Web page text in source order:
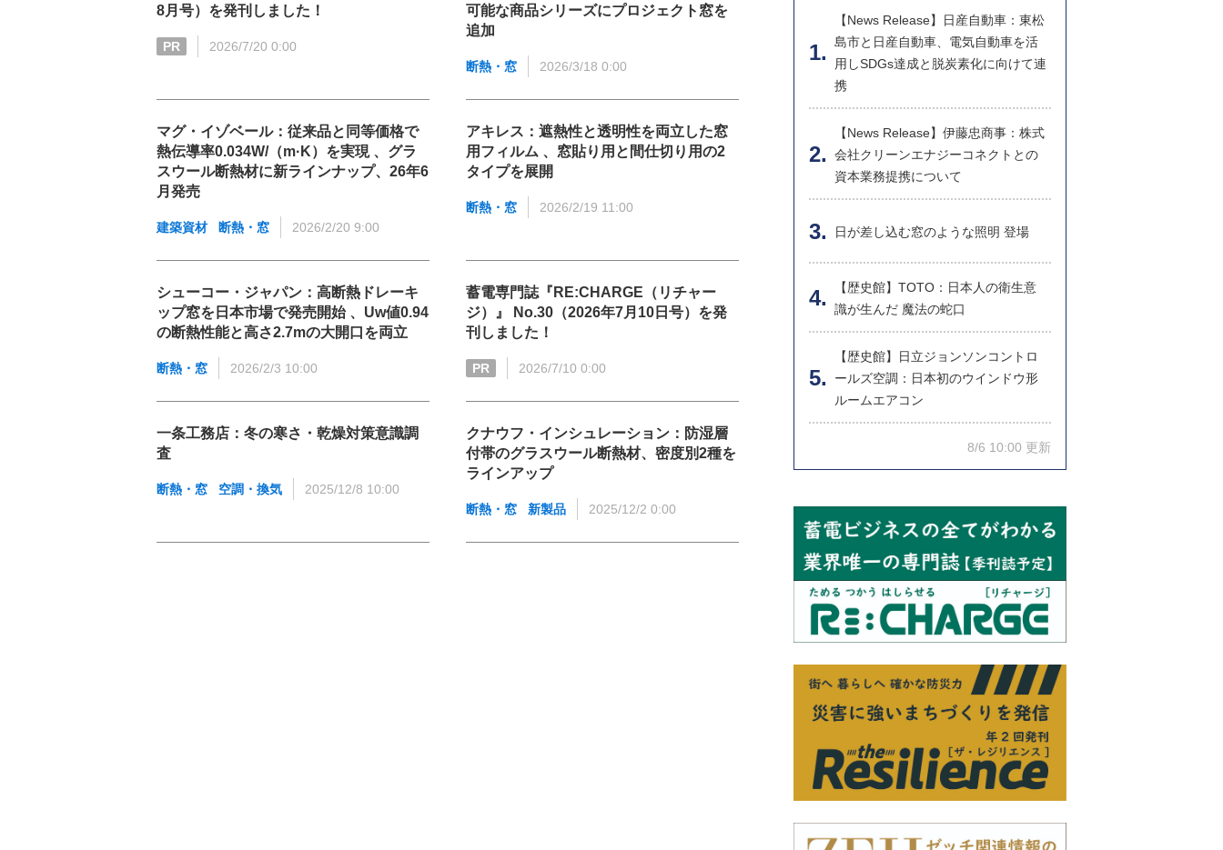
8月号）を発刊しました！
PR 2026/7/20 0:00
可能な商品シリーズにプロジェクト窓を
追加
断熱・窓 2026/3/18 0:00
マグ・イゾベール：従来品と同等価格で
熱伝導率0.034W/（m·K）を実現 、グラ
スウール断熱材に新ラインナップ、26年6
月発売
建築資材 断熱・窓 2026/2/20 9:00
アキレス：遮熱性と透明性を両立した窓
用フィルム 、窓貼り用と間仕切り用の2
タイプを展開
断熱・窓 2026/2/19 11:00
シューコー・ジャパン：高断熱ドレーキ
ップ窓を日本市場で発売開始 、Uw値0.94
の断熱性能と高さ2.7mの大開口を両立
断熱・窓 2026/2/3 10:00
蓄電専門誌『RE:CHARGE（リチャー
ジ）』 No.30（2026年7月10日号）を発
刊しました！
PR 2026/7/10 0:00
一条工務店：冬の寒さ・乾燥対策意識調
査
断熱・窓 空調・換気 2025/12/8 10:00
クナウフ・インシュレーション：防湿層
付帯のグラスウール断熱材、密度別2種を
ラインアップ
断熱・窓 新製品 2025/12/2 0:00
【News Release】日産自動車：東松
島市と日産自動車、電気自動車を活
用しSDGs達成と脱炭素化に向けて連
携
【News Release】伊藤忠商事：株式
会社クリーンエナジーコネクトとの
資本業務提携について
日が差し込む窓のような照明 登場
【歴史館】TOTO：日本人の衛生意
識が生んだ 魔法の蛇口
【歴史館】日立ジョンソンコントロ
ールズ空調：日本初のウインドウ形
ルームエアコン
8/6 10:00 更新